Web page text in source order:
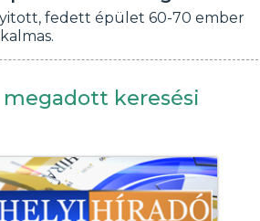
fedett épület 60-70 ember
keresési